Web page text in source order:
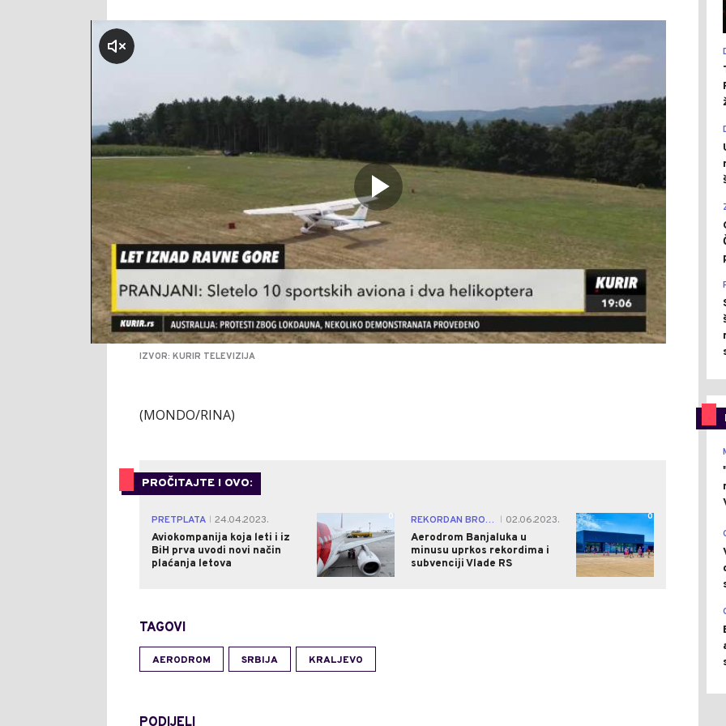
klikni za zvuk
IZVOR: KURIR TELEVIZIJA
(MONDO/RINA)
PROČITAJTE I OVO:
PRETPLATA
24.04.2023.
Aviokompanija koja leti i iz
BiH prva uvodi novi način
plaćanja letova
0 REKORDAN BROJ PUTNIKA I LETOVA
02.06.2023.
Aerodrom Banjaluka u
minusu uprkos rekordima i
subvenciji Vlade RS
0
TAGOVI
AERODROM SRBIJA KRALJEVO